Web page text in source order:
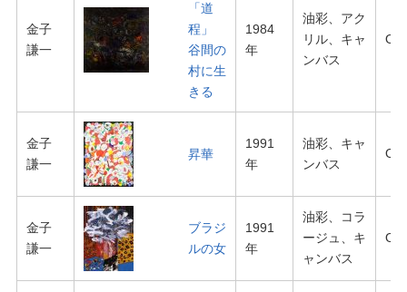
金子
謙一
「道
程」
谷間の
村に生
きる
1984
年
油彩、アク
リル、キャ
ンバス
O-
金子
謙一
昇華
1991
年
油彩、キャ
ンバス
O-
金子
謙一
ブラジ
ルの女
1991
年
油彩、コラ
ージュ、キ
ャンバス
O-